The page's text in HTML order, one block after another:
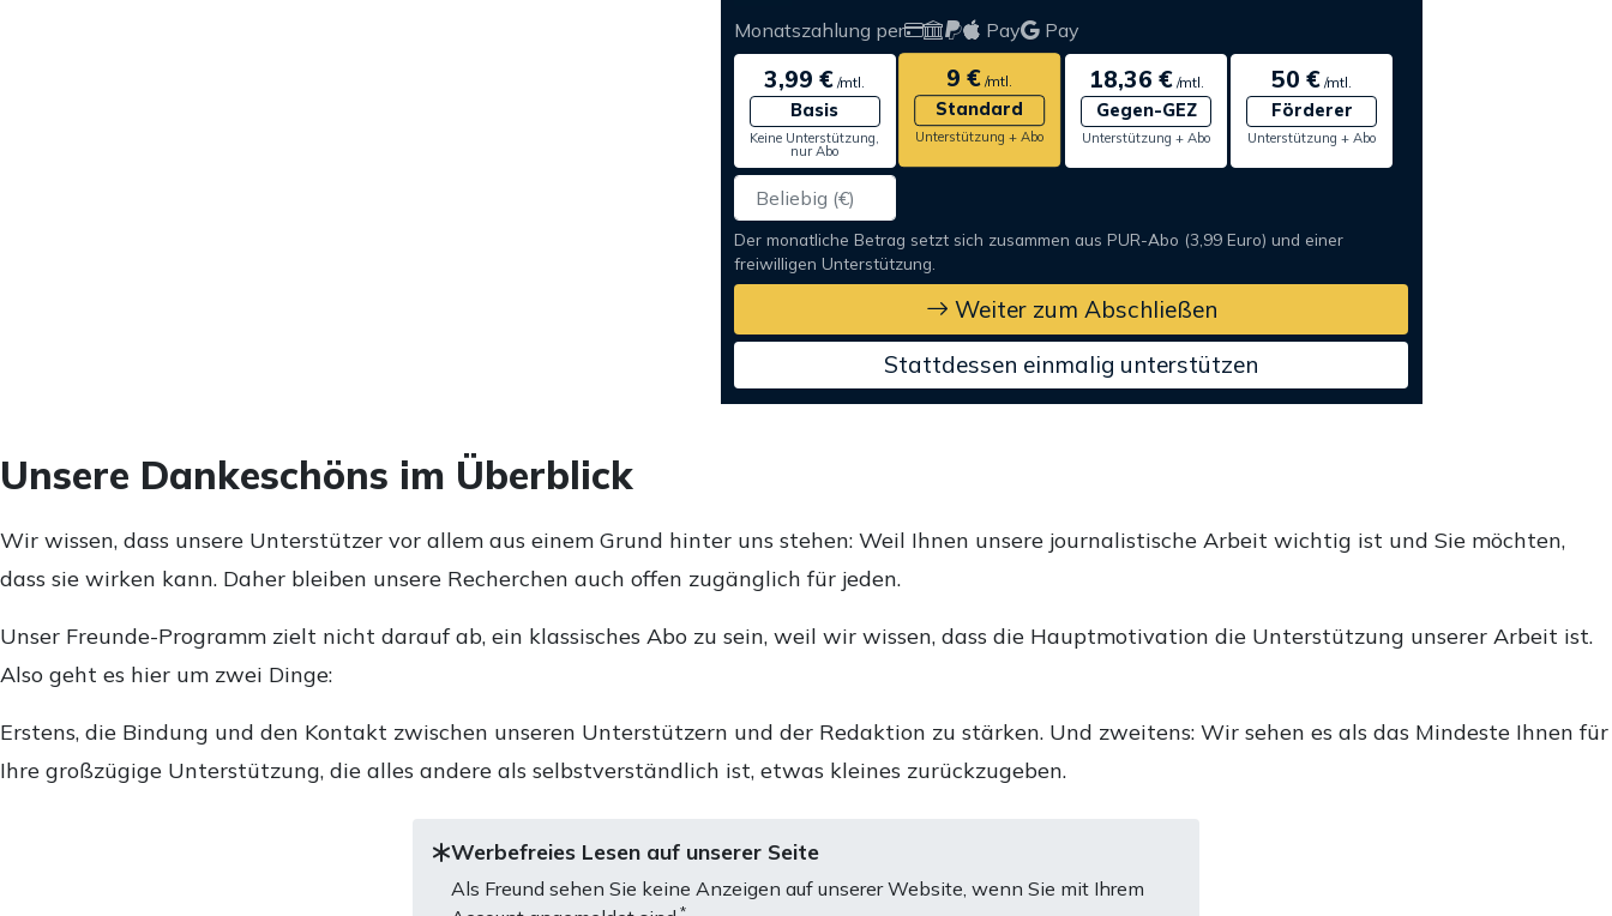
Monatszahlung per Pay Pay
3,99 € /mtl.
Basis
Keine Unterstützung,
nur Abo
9 € /mtl.
Standard
Unterstützung + Abo
18,36 €/mtl.
Gegen-GEZ
Unterstützung + Abo
50 € /mtl.
Förderer
Unterstützung + Abo
Der monatliche Betrag setzt sich zusammen aus PUR-Abo (3,99 Euro) und einer
freiwilligen Unterstützung.
Weiter zum Abschließen
Stattdessen einmalig unterstützen
Unsere Dankeschöns im Überblick
Wir wissen, dass unsere Unterstützer vor allem aus einem Grund hinter uns stehen: Weil Ihnen unsere journalistische Arbeit wichtig ist und Sie möchten,
dass sie wirken kann. Daher bleiben unsere Recherchen auch offen zugänglich für jeden.
Unser Freunde-Programm zielt nicht darauf ab, ein klassisches Abo zu sein, weil wir wissen, dass die Hauptmotivation die Unterstützung unserer Arbeit ist.
Also geht es hier um zwei Dinge:
Erstens, die Bindung und den Kontakt zwischen unseren Unterstützern und der Redaktion zu stärken. Und zweitens: Wir sehen es als das Mindeste Ihnen für
Ihre großzügige Unterstützung, die alles andere als selbstverständlich ist, etwas kleines zurückzugeben.
Werbefreies Lesen auf unserer Seite
Als Freund sehen Sie keine Anzeigen auf unserer Website, wenn Sie mit Ihrem
*